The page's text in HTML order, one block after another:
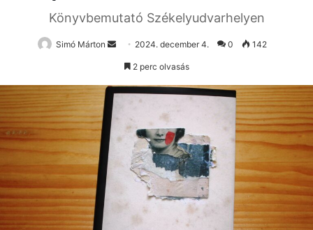
Könyvbemutató Székelyudvarhelyen
Simó Márton
Send
an
2024. december 4. 0 142
2 perc olvasás